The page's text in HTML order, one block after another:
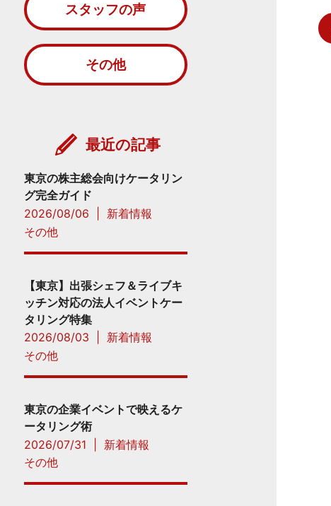
スタッフの声
その他
最近の記事
東京の株主総会向けケータリン
グ完全ガイド
2026/08/06
新着情報
その他
【東京】出張シェフ＆ライブキ
ッチン対応の法人イベントケー
タリング特集
2026/08/03
新着情報
その他
東京の企業イベントで映えるケ
ータリング術
2026/07/31
新着情報
その他